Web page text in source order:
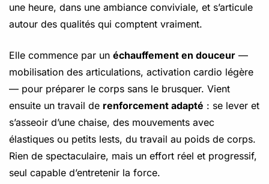
une heure, dans une ambiance conviviale, et s’articule
autour des qualités qui comptent vraiment.
Elle commence par un échauffement en douceur —
mobilisation des articulations, activation cardio légère
— pour préparer le corps sans le brusquer. Vient
ensuite un travail de renforcement adapté : se lever et
s’asseoir d’une chaise, des mouvements avec
élastiques ou petits lests, du travail au poids de corps.
Rien de spectaculaire, mais un effort réel et progressif,
seul capable d’entretenir la force.